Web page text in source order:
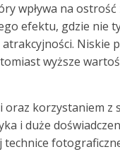
wpływa na ostrość
efektu, gdzie nie
Niskie
wyższe
oraz korzystaniem
i duże
technice